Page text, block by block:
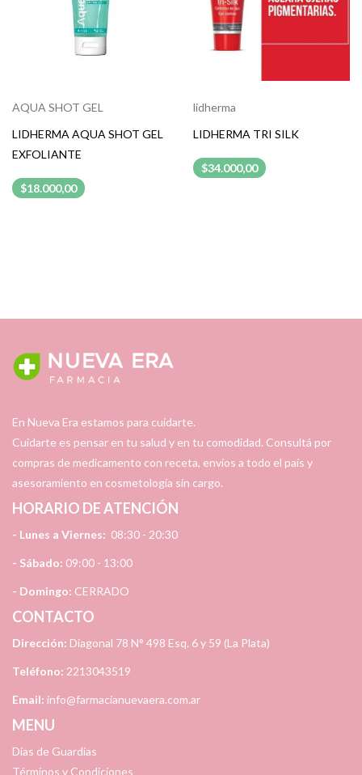
AQUA SHOT GEL
LIDHERMA AQUA SHOT GEL
EXFOLIANTE
$18.000,00
lidherma
LIDHERMA TRI SILK
$34.000,00
En Nueva Era estamos para cuidarte.
Cuidarte es pensar en tu salud y en tu comodidad. Consultá por
compras de medicamento con receta, envíos a todo el país y
asesoramiento en cosmetología sin cargo.
HORARIO DE ATENCIÓN
- Lunes a Viernes: 08:30 - 20:30
- Sábado: 09:00 - 13:00
- Domingo: CERRADO
CONTACTO
Dirección: Diagonal 78 N° 498 Esq. 6 y 59 (La Plata)
Teléfono: 2213043519
Email: info@farmacianuevaera.com.ar
MENU
Días de Guardias
Términos y Condiciones